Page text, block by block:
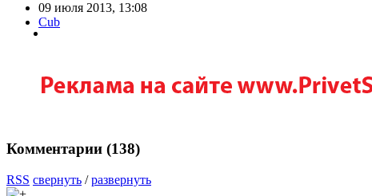
09 июля 2013, 13:08
Cub
Комментарии (138)
RSS свернуть /развернуть